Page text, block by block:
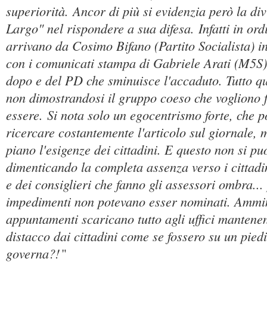
superiorità. Ancor di più si evidenzia però la
Largo" nel rispondere a sua difesa. Infatti in
arrivano da Cosimo Bifano (Partito Socialista)
con i comunicati stampa di Gabriele Arati
dopo e del PD che sminuisce l'accaduto. Tutto
non dimostrandosi il gruppo coeso che vogliono
essere. Si nota solo un egocentrismo forte, che
ricercare costantemente l'articolo sul giornale,
piano l'esigenze dei cittadini. E questo non si
dimenticando la completa assenza verso i
e dei consiglieri che fanno gli assessori
impedimenti non potevano esser nominati.
appuntamenti scaricano tutto agli uffici
distacco dai cittadini come se fossero su un
governa?!"